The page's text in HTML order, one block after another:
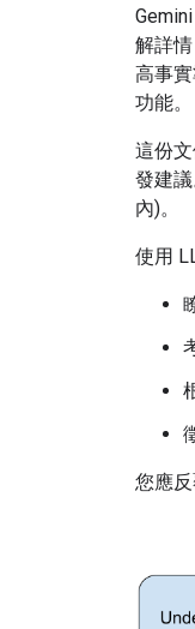
解詳
高事
功能。
這份
發建
內)。
使用
您應